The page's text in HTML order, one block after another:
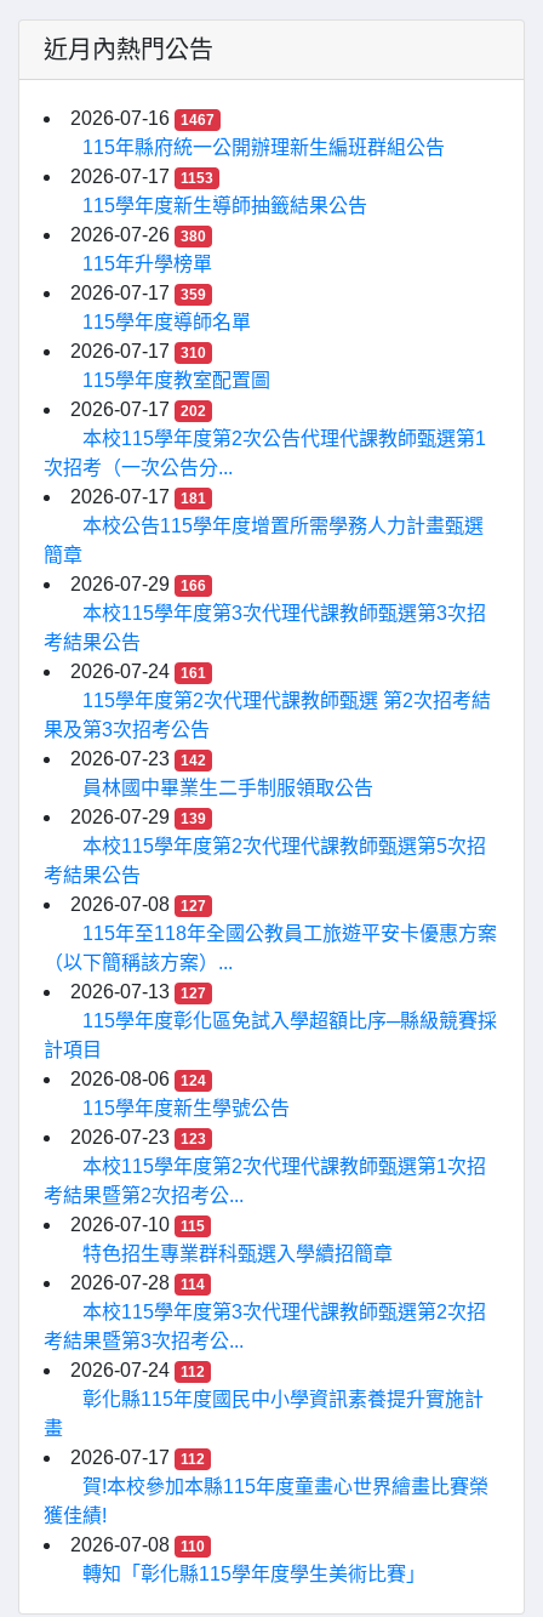
近月內熱門公告
2026-07-16 1467
115年縣府統一公開辦理新生編班群組公告
2026-07-17
1153
115學年度新生導師抽籤結果公告
2026-07-26
380
115年升學榜單
2026-07-17
359
115學年度導師名單
2026-07-17
310
115學年度教室配置圖
2026-07-17
202
本校115學年度第2次公告代理代課教師甄選第1
次招考（一次公告分...
2026-07-17
181
本校公告115學年度增置所需學務人力計畫甄選
簡章
2026-07-29
166
本校115學年度第3次代理代課教師甄選第3次招
考結果公告
2026-07-24
161
115學年度第2次代理代課教師甄選 第2次招考結
果及第3次招考公告
2026-07-23
142
員林國中畢業生二手制服領取公告
2026-07-29
139
本校115學年度第2次代理代課教師甄選第5次招
考結果公告
2026-07-08
127
115年至118年全國公教員工旅遊平安卡優惠方案
（以下簡稱該方案）...
2026-07-13
127
115學年度彰化區免試入學超額比序─縣級競賽採
計項目
2026-08-06
124
115學年度新生學號公告
2026-07-23
123
本校115學年度第2次代理代課教師甄選第1次招
考結果暨第2次招考公...
2026-07-10
115
特色招生專業群科甄選入學續招簡章
2026-07-28
114
本校115學年度第3次代理代課教師甄選第2次招
考結果暨第3次招考公...
2026-07-24
112
彰化縣115年度國民中小學資訊素養提升實施計
畫
2026-07-17
112
賀!本校參加本縣115年度童畫心世界繪畫比賽榮
獲佳績!
2026-07-08
110
轉知「彰化縣115學年度學生美術比賽」